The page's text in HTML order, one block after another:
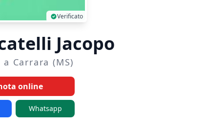
Verificato
Jacopo
Carrara (MS)
online
Whatsapp